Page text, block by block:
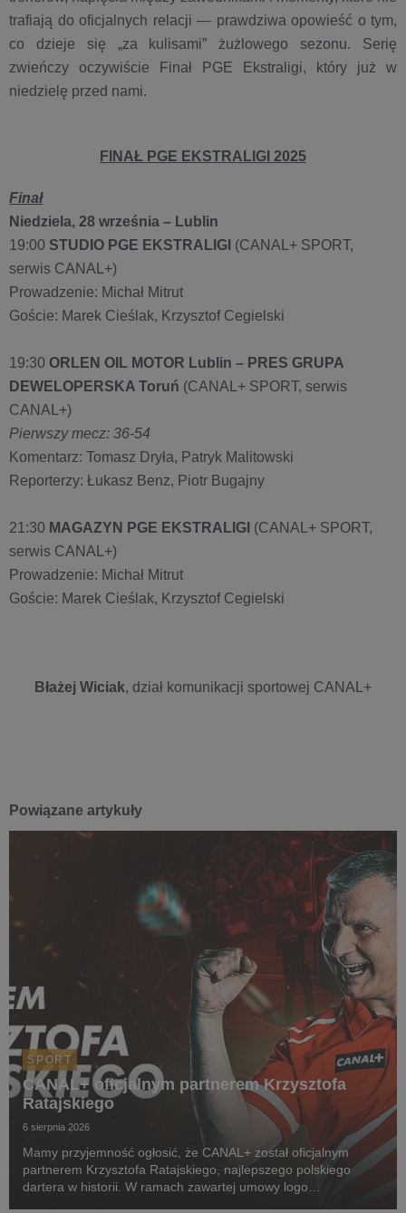
trafiają do oficjalnych relacji — prawdziwa opowieść o tym,
co dzieje się „za kulisami” żużlowego sezonu. Serię
zwieńczy oczywiście Finał PGE Ekstraligi, który już w
niedzielę przed nami.
FINAŁ PGE EKSTRALIGI 2025
Finał
Niedziela, 28 września – Lublin
19:00 STUDIO PGE EKSTRALIGI (CANAL+ SPORT,
serwis CANAL+)
Prowadzenie: ​Michał Mitrut
Goście: Marek Cieślak, Krzysztof Cegielski
19:30 ORLEN OIL MOTOR Lublin – PRES GRUPA
DEWELOPERSKA Toruń (CANAL+ SPORT, serwis
CANAL+)
Pierwszy mecz: 36-54
Komentarz: Tomasz Dryła, Patryk Malitowski
Reporterzy: Łukasz Benz, Piotr Bugajny
21:30 MAGAZYN PGE EKSTRALIGI (CANAL+ SPORT,
serwis CANAL+)
Prowadzenie: ​Michał Mitrut
Goście: Marek Cieślak, Krzysztof Cegielski
Błażej Wiciak, dział komunikacji sportowej CANAL+
Powiązane artykuły
SPORT
CANAL+ oficjalnym partnerem Krzysztofa
Ratajskiego
6 sierpnia 2026
Mamy przyjemność ogłosić, że CANAL+ został oficjalnym
partnerem Krzysztofa Ratajskiego, najlepszego polskiego
dartera w historii. W ramach zawartej umowy logo